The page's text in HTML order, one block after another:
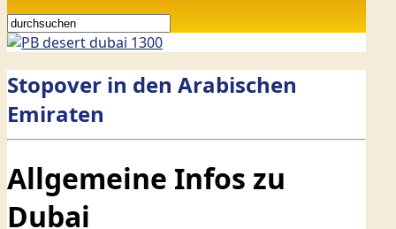
Stopover in den Arabischen
Emiraten
Allgemeine Infos zu
Dubai